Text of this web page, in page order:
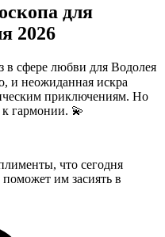
для
2026
в сфере любви для Водолея
и неожиданная искра
приключениям. Но
гармонии. 💫
что сегодня
им засиять в